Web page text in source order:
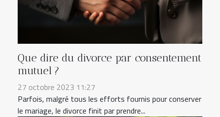
Que dire du divorce par consentement
mutuel ?
27 octobre 2023 11:27
Parfois, malgré tous les efforts fournis pour conserver
le mariage, le divorce finit par prendre...